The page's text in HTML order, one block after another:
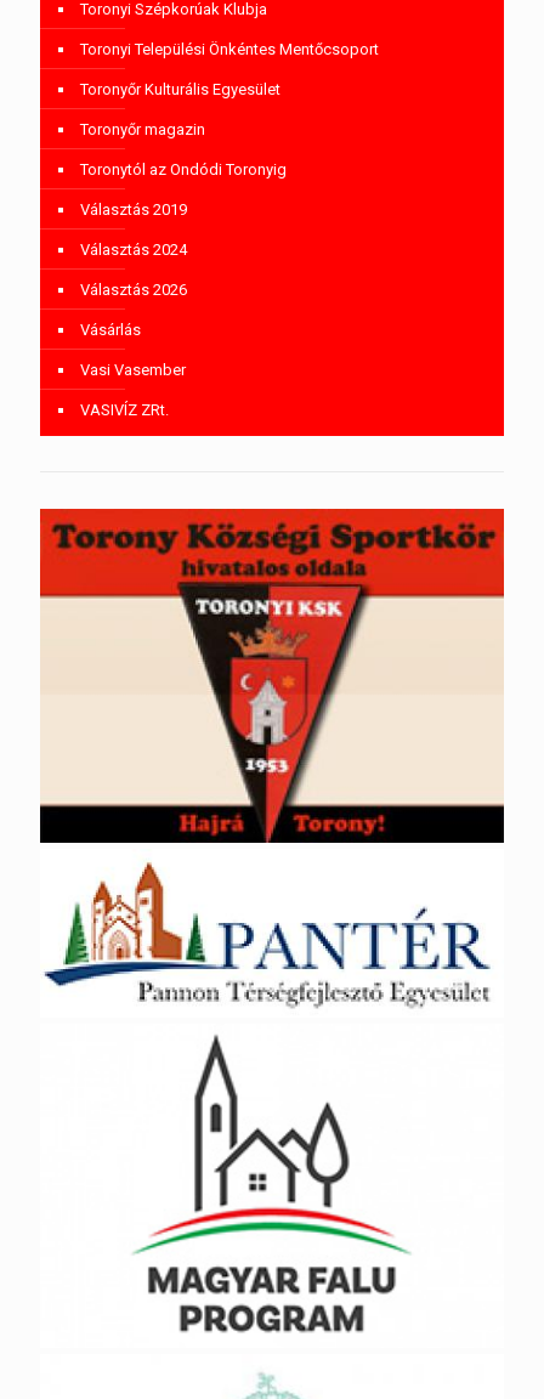
Toronyi Szépkorúak Klubja
Toronyi Települési Önkéntes Mentőcsoport
Toronyőr Kulturális Egyesület
Toronyőr magazin
Toronytól az Ondódi Toronyig
Választás 2019
Választás 2024
Választás 2026
Vásárlás
Vasi Vasember
VASIVÍZ ZRt.